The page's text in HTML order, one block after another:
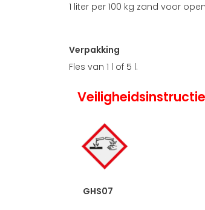
1 liter per 100 kg zand voor
Verpakking
Fles van 1 l of 5 l.
GHS07